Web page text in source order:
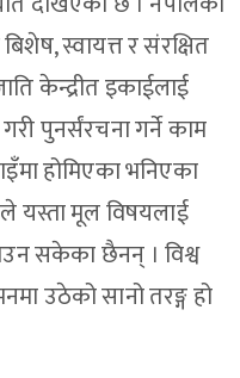
स्वायत्त र संरक्षित
केन्द्रीत इकाईलाई
पुनर्संरचना गर्ने काम
होमिएका भनिएका
यस्ता मूल विषयलाई
सकेका छैनन् । विश्व
उठेको सानो तरङ्ग हो